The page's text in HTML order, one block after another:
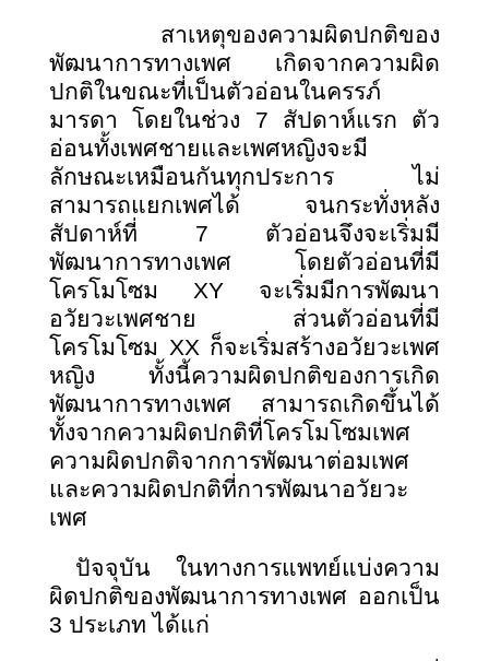
สาเหตุของความผิดปกติของ
พัฒนาการทางเพศ เกิดจากความผิด
ปกติในขณะที่เป็นตัวอ่อนในครรภ์
มารดา โดยในช่วง 7 สัปดาห์แรก ตัว
อ่อนทั้งเพศชายและเพศหญิงจะมี
ลักษณะเหมือนกันทุกประการ ไม่
สามารถแยกเพศได้ จนกระทั่งหลัง
สัปดาห์ที่ 7 ตัวอ่อนจึงจะเริ่มมี
พัฒนาการทางเพศ โดยตัวอ่อนที่มี
โครโมโซม XY จะเริ่มมีการพัฒนา
อวัยวะเพศชาย ส่วนตัวอ่อนที่มี
โครโมโซม XX ก็จะเริ่มสร้างอวัยวะเพศ
หญิง ทั้งนี้ความผิดปกติของการเกิด
พัฒนาการทางเพศ สามารถเกิดขึ้นได้
ทั้งจากความผิดปกติที่โครโมโซมเพศ
ความผิดปกติจากการพัฒนาต่อมเพศ
และความผิดปกติที่การพัฒนาอวัยวะ
เพศ
ปัจจุบัน ในทางการแพทย์แบ่งความ
ผิดปกติของพัฒนาการทางเพศ ออกเป็น
3 ประเภท ได้แก่